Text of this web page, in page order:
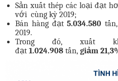
Sản xuất thép các loại đạt
với cùng kỳ 2019;
Bán hàng đạt5.034.580
2019.
Trong đó, xuất
đạt 1.024.908 tấn, giảm